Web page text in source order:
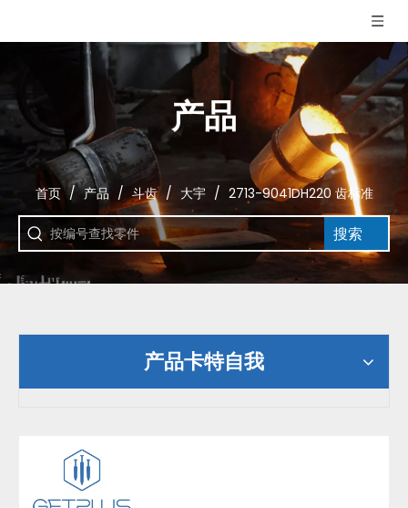
产品
首页 / 产品 / 斗齿 / 大宇 / 2713-9041DH220 齿标准
搜索
产品卡特自我